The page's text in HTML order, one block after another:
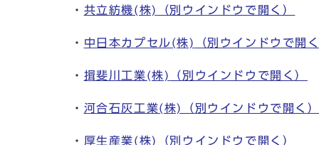
・ 共立紡機(株) （別ウインドウで開く）
・ 中日本カプセル(株) （別ウインドウで開く
・ 揖斐川工業(株) （別ウインドウで開く）
・ 河合石灰工業(株) （別ウインドウで開く）
・ 厚生産業(株) （別ウインドウで開く）